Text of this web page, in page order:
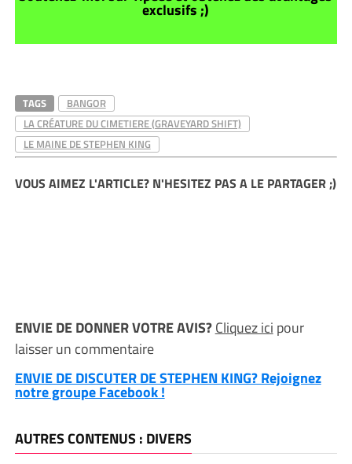
exclusifs ;)
TAGS
BANGOR
LA CRÉATURE DU CIMETIERE (GRAVEYARD SHIFT)
LE MAINE DE STEPHEN KING
VOUS AIMEZ L'ARTICLE? N'HESITEZ PAS A LE PARTAGER ;)
ENVIE DE DONNER VOTRE AVIS?Cliquez ici pour
laisser un commentaire
ENVIE DE DISCUTER DE STEPHEN KING? Rejoignez
notre groupe Facebook !
AUTRES CONTENUS : DIVERS